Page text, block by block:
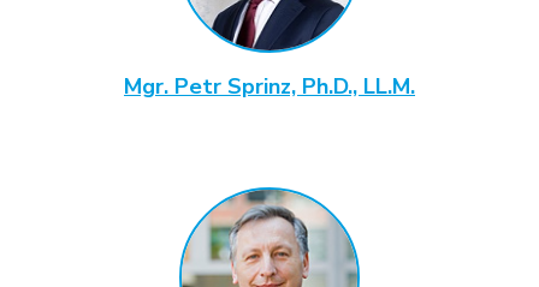
Mgr. Petr Sprinz, Ph.D., LL.M.